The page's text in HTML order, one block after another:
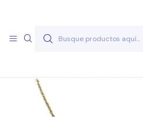
Inicio Joyas Acero Quirúgico
Cadenas A.Q. Dorados